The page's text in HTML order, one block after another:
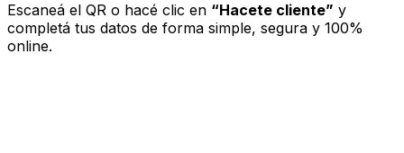
Escaneá el QR o hacé clic en “Hacete cliente” y
completá tus datos de forma simple, segura y 100%
online.